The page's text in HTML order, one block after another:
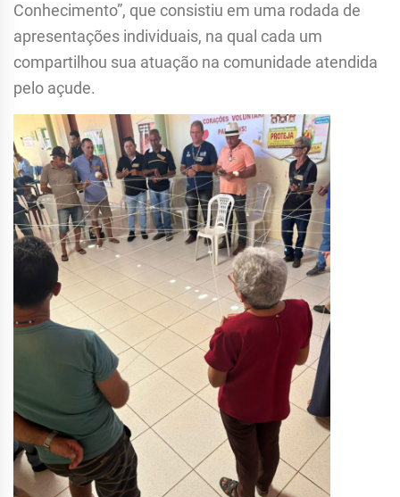
Conhecimento”, que consistiu em uma rodada de
apresentações individuais, na qual cada um
compartilhou sua atuação na comunidade atendida
pelo açude.